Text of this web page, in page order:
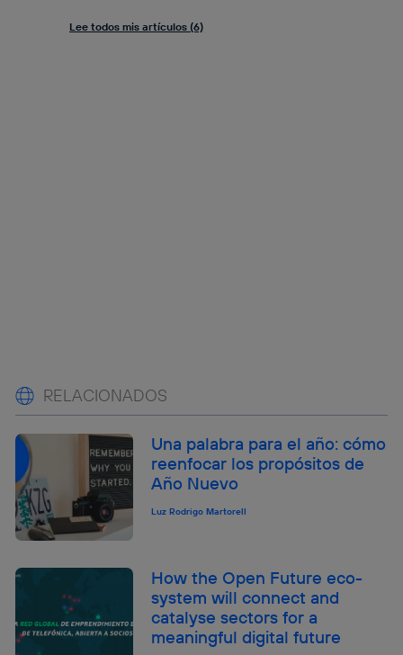
Lee todos mis artículos (6)
RELACIONADOS
Una palabra para el año: cómo
reenfocar los propósitos de
Año Nuevo
Luz Rodrigo Martorell
How the Open Future eco-
system will connect and
catalyse sectors for a
meaningful digital future